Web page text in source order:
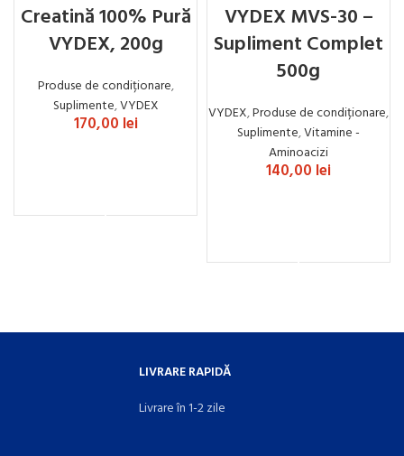
Creatină 100% Pură
VYDEX, 200g
Produse de condiționare,
Suplimente,VYDEX
170,00 lei
VYDEX MVS-30 –
Supliment Complet
500g
VYDEX,Produse de condiționare,
Suplimente,Vitamine -
Aminoacizi
140,00 lei
LIVRARE RAPIDĂ
Livrare în 1-2 zile